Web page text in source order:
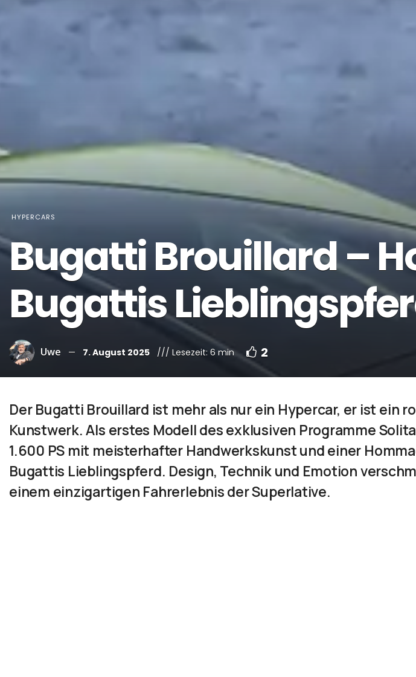
HYPERCARS
Bugatti Brouillard –
Bugattis
Uwe 7. August 2025 /// Lesezeit: 6 min 2
Der Bugatti Brouillard ist mehr als nur ein Hypercar, er ist ein
Kunstwerk. Als erstes Modell des exklusiven Programme
1.600 PS mit meisterhafter Handwerkskunst und einer
Bugattis Lieblingspferd. Design, Technik und Emotion
einem einzigartigen Fahrerlebnis der Superlative.